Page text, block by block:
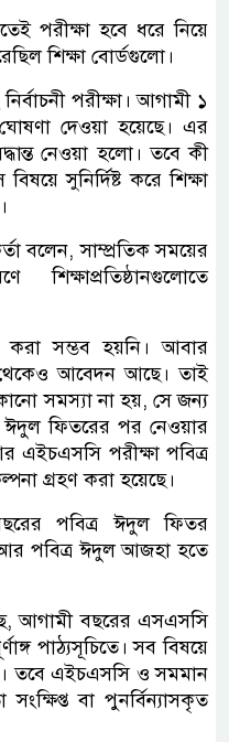
পরীক্ষা হবে ধরে নিয়ে
শিক্ষা বোর্ডগুলো।
পরীক্ষা। আগামী ১
দেওয়া হয়েছে। এর
নেওয়া হলো। তবে কী
সুনির্দিষ্ট করে শিক্ষা
বলেন, সাম্প্রতিক সময়ের
সম্ভব হয়নি। আবার
থেকেও আবেদন আছে। তাই
সমস্যা না হয়, সে জন্য
ঈদুল ফিতরের পর নেওয়ার
এইচএসসি পরীক্ষা পবিত্র
গ্রহণ করা হয়েছে।
পবিত্র ঈদুল ফিতর
আর পবিত্র ঈদুল আজহা হতে
আগামী বছরের এসএসসি
পাঠ্যসূচিতে। সব বিষয়ে
তবে এইচএসসি ও সমমান
বা পুনর্বিন্যাসকৃত